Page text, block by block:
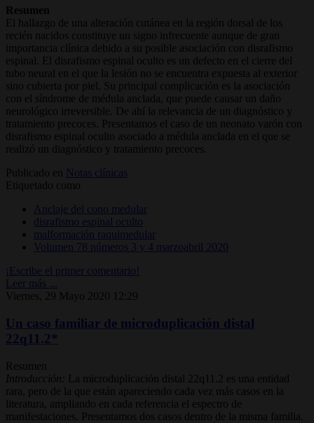
Resumen
El hallazgo de una alteración cutánea en la región dorsal de los
recién nacidos constituye un signo infrecuente aunque de gran
importancia clínica debido a su posible asociación con disrafismo
espinal. El disrafismo espinal oculto es un defecto en el cierre del
tubo neural en el que la lesión no se encuentra expuesta al exterior
sino cubierta por piel. Su principal complicación es la asociación
con el síndrome de médula anclada, que puede causar un daño
neurológico irreversible. De ahí la relevancia de un diagnóstico y
tratamiento precoces. Presentamos el caso de un neonato varón con
disrafismo espinal oculto asociado a médula anclada en el que se
realizó un diagnóstico y tratamiento precoces.
Publicado en
Notas clínicas
Etiquetado como
Anclaje del cono medular
disrafismo espinal oculto
malformación raquimedular
Volumen 78 números 3 y 4 marzoabril 2020
¡Escribe el primer comentario!
Leer más ...
Viernes, 29 Mayo 2020 12:29
Un caso familiar de microduplicación distal
22q11.2*
Resumen
Introducción:
La microduplicación distal 22q11.2 es una entidad
rara, pero de la que están apareciendo cada vez más casos en la
literatura, ampliando en cada referencia el espectro de
manifestaciones. Presentamos dos casos dentro de la misma familia.